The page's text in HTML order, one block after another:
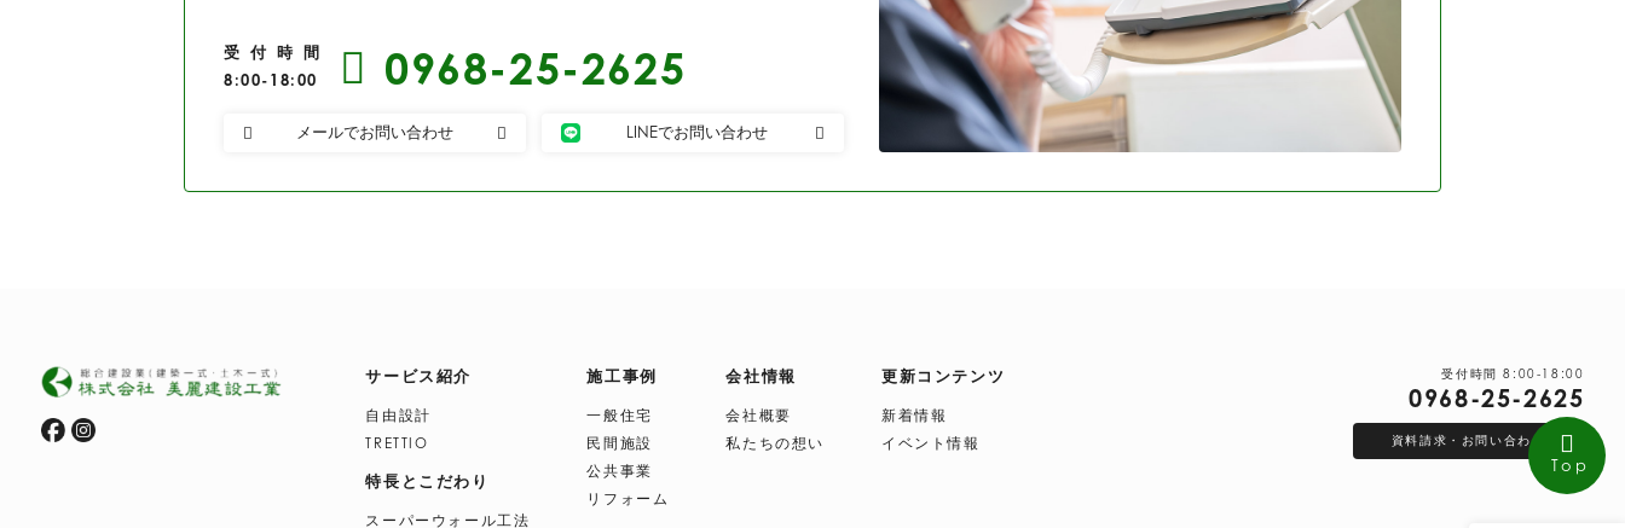
Top
受付時間
8:00-18:00
0968-25-2625
メールでお問い合わせ LINEでお問い合わせ
サービス紹介
自由設計
TRETTIO
特長とこだわり
スーパーウォール工法
施工事例
一般住宅
民間施設
公共事業
リフォーム
会社情報
会社概要
私たちの想い
更新コンテンツ
新着情報
イベント情報
受付時間 8:00-18:00
0968-25-2625
資料請求・お問い合わせ